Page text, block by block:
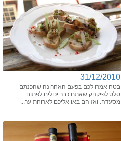
31/12/2010
בטח אמרו לכם בפעם האחרונה שהכנתם
סלט לפיקניק שאתם כבר יכולים לפתוח
מסעדה. ואז הם באו אליכם לארוחת ער...